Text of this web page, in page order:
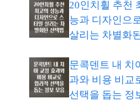
20인치휠 추천
능과 디자인으
살리는 차별화
문콕덴트 내 치
과와 비용 비교
선택을 돕는 정